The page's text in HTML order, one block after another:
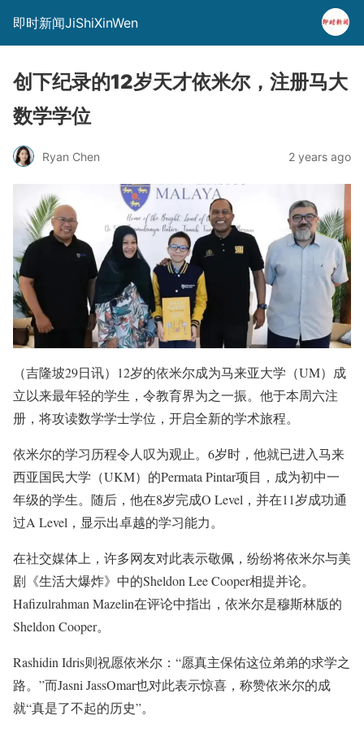
即时新闻JiShiXinWen
创下纪录的12岁天才依米尔，注册马大
数学学位
Ryan Chen 2 years ago
（吉隆坡29日讯）12岁的依米尔成为马来亚大学（UM）成
立以来最年轻的学生，令教育界为之一振。他于本周六注
册，将攻读数学学士学位，开启全新的学术旅程。
依米尔的学习历程令人叹为观止。6岁时，他就已进入马来
西亚国民大学（UKM）的Permata Pintar项目，成为初中一
年级的学生。随后，他在8岁完成O Level，并在11岁成功通
过A Level，显示出卓越的学习能力。
在社交媒体上，许多网友对此表示敬佩，纷纷将依米尔与美
剧《生活大爆炸》中的Sheldon Lee Cooper相提并论。
Hafizulrahman Mazelin在评论中指出，依米尔是穆斯林版的
Sheldon Cooper。
Rashidin Idris则祝愿依米尔：“愿真主保佑这位弟弟的求学之
路。”而Jasni JassOmar也对此表示惊喜，称赞依米尔的成
就“真是了不起的历史”。